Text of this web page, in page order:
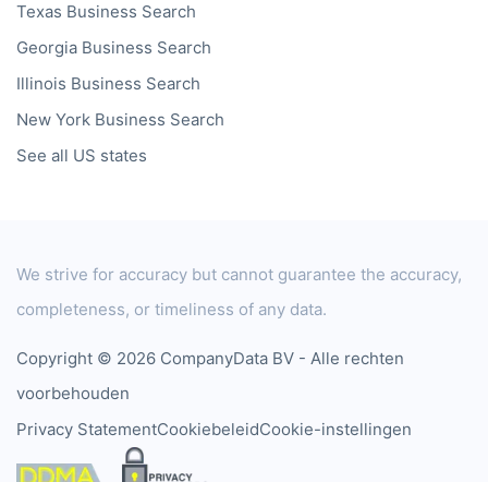
Texas Business Search
Georgia Business Search
Illinois Business Search
New York Business Search
See all US states
We strive for accuracy but cannot guarantee the accuracy,
completeness, or timeliness of any data.
Copyright © 2026 CompanyData BV - Alle rechten
voorbehouden
Privacy StatementCookiebeleidCookie-instellingen